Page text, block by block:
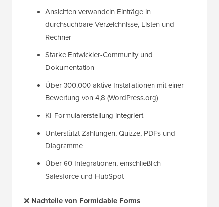
Ansichten verwandeln Einträge in
durchsuchbare Verzeichnisse, Listen und
Rechner
Starke Entwickler-Community und
Dokumentation
Über 300.000 aktive Installationen mit einer
Bewertung von 4,8 (WordPress.org)
KI-Formularerstellung integriert
Unterstützt Zahlungen, Quizze, PDFs und
Diagramme
Über 60 Integrationen, einschließlich
Salesforce und HubSpot
❌ Nachteile von Formidable Forms